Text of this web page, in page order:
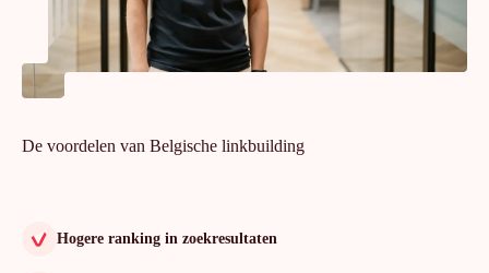
De voordelen van Belgische linkbuilding
Hogere ranking in zoekresultaten